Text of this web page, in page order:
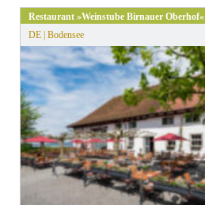
Restaurant »Weinstube Birnauer Oberhof«
DE | Bodensee